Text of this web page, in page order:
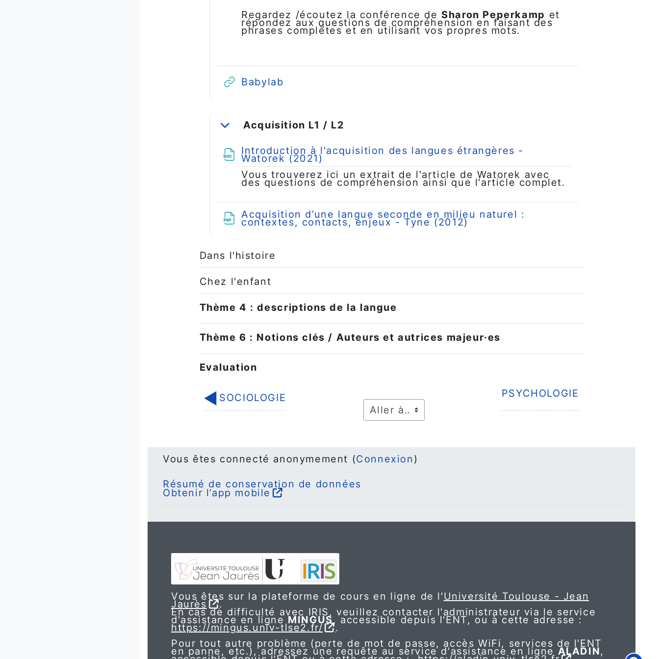
o
Regardez /écoutez la conférence de Sharon Peperkamp et
répondez aux questions de compréhension en faisant des
phrases complètes et en utilisant vos propres mots.
Babylab
ReplierAcquisition L1 / L2
Introduction à l'acquisition des langues étrangères -
Watorek (2021) Fichier
Vous trouverez ici un extrait de l'article de Watorek avec
des questions de compréhension ainsi que l'article complet.
Acquisition d’une langue seconde en milieu naturel :
contextes, contacts, enjeux - Tyne (2012) Fichier
Dans l'histoire
Chez l'enfant
Thème 4 : descriptions de la langue
Thème 6 : Notions clés / Auteurs et autrices majeur·es
Évaluation
◀︎ SOCIOLOGIE PSYCHOLOGIE
Vous êtes connecté anonymement (Connexion)
Résumé de conservation de données
Obtenir l’app mobile
Vous êtes sur la plateforme de cours en ligne de l'Université Toulouse - Jean
Jaurès .
En cas de difficulté avec IRIS, veuillez contacter l'administrateur via le service
d'assistance en ligne MINGUS, accessible depuis l'ENT, ou à cette adresse :
https://mingus.univ-tlse2.fr/
.
Pour tout autre problème (perte de mot de passe, accès WiFi, services de l'ENT
en panne, etc.), adressez une requête au service d'assistance en ligne ALADIN,